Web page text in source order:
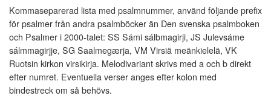
Kommaseparerad lista med psalmnummer, använd följande prefix
för psalmer från andra psalmböcker än Den svenska psalmboken
och Psalmer i 2000-talet: SS Sámi sálbmagirji, JS Julevsáme
sálmmagirjje, SG Saalmegærja, VM Virsiä meänkielelä, VK
Ruotsin kirkon virsikirja. Melodivariant skrivs med a och b direkt
efter numret. Eventuella verser anges efter kolon med
bindestreck om så behövs.